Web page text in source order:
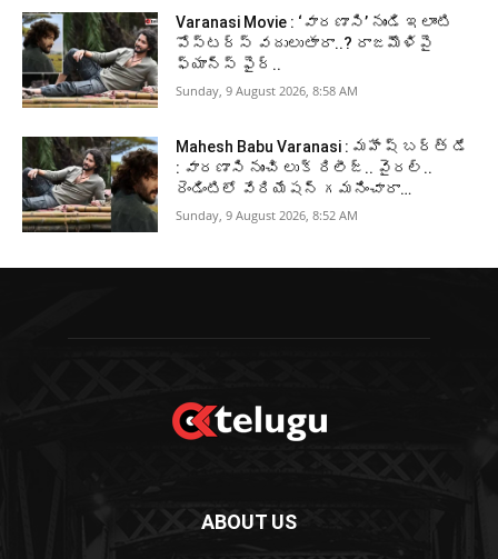
Varanasi Movie : ‘వారణాసి’ నుండి ఇలాంటి
పోస్టర్స్ వదులుతారా..? రాజమౌళిపై
ఫ్యాన్స్ ఫైర్..
Sunday, 9 August 2026, 8:58 AM
Mahesh Babu Varanasi : మహేష్ బర్త్ డే
: వారణాసి నుంచి లుక్ రిలీజ్.. వైరల్..
రెండింటిలో వేరియేషన్ గమనించారా…
Sunday, 9 August 2026, 8:52 AM
ABOUT US